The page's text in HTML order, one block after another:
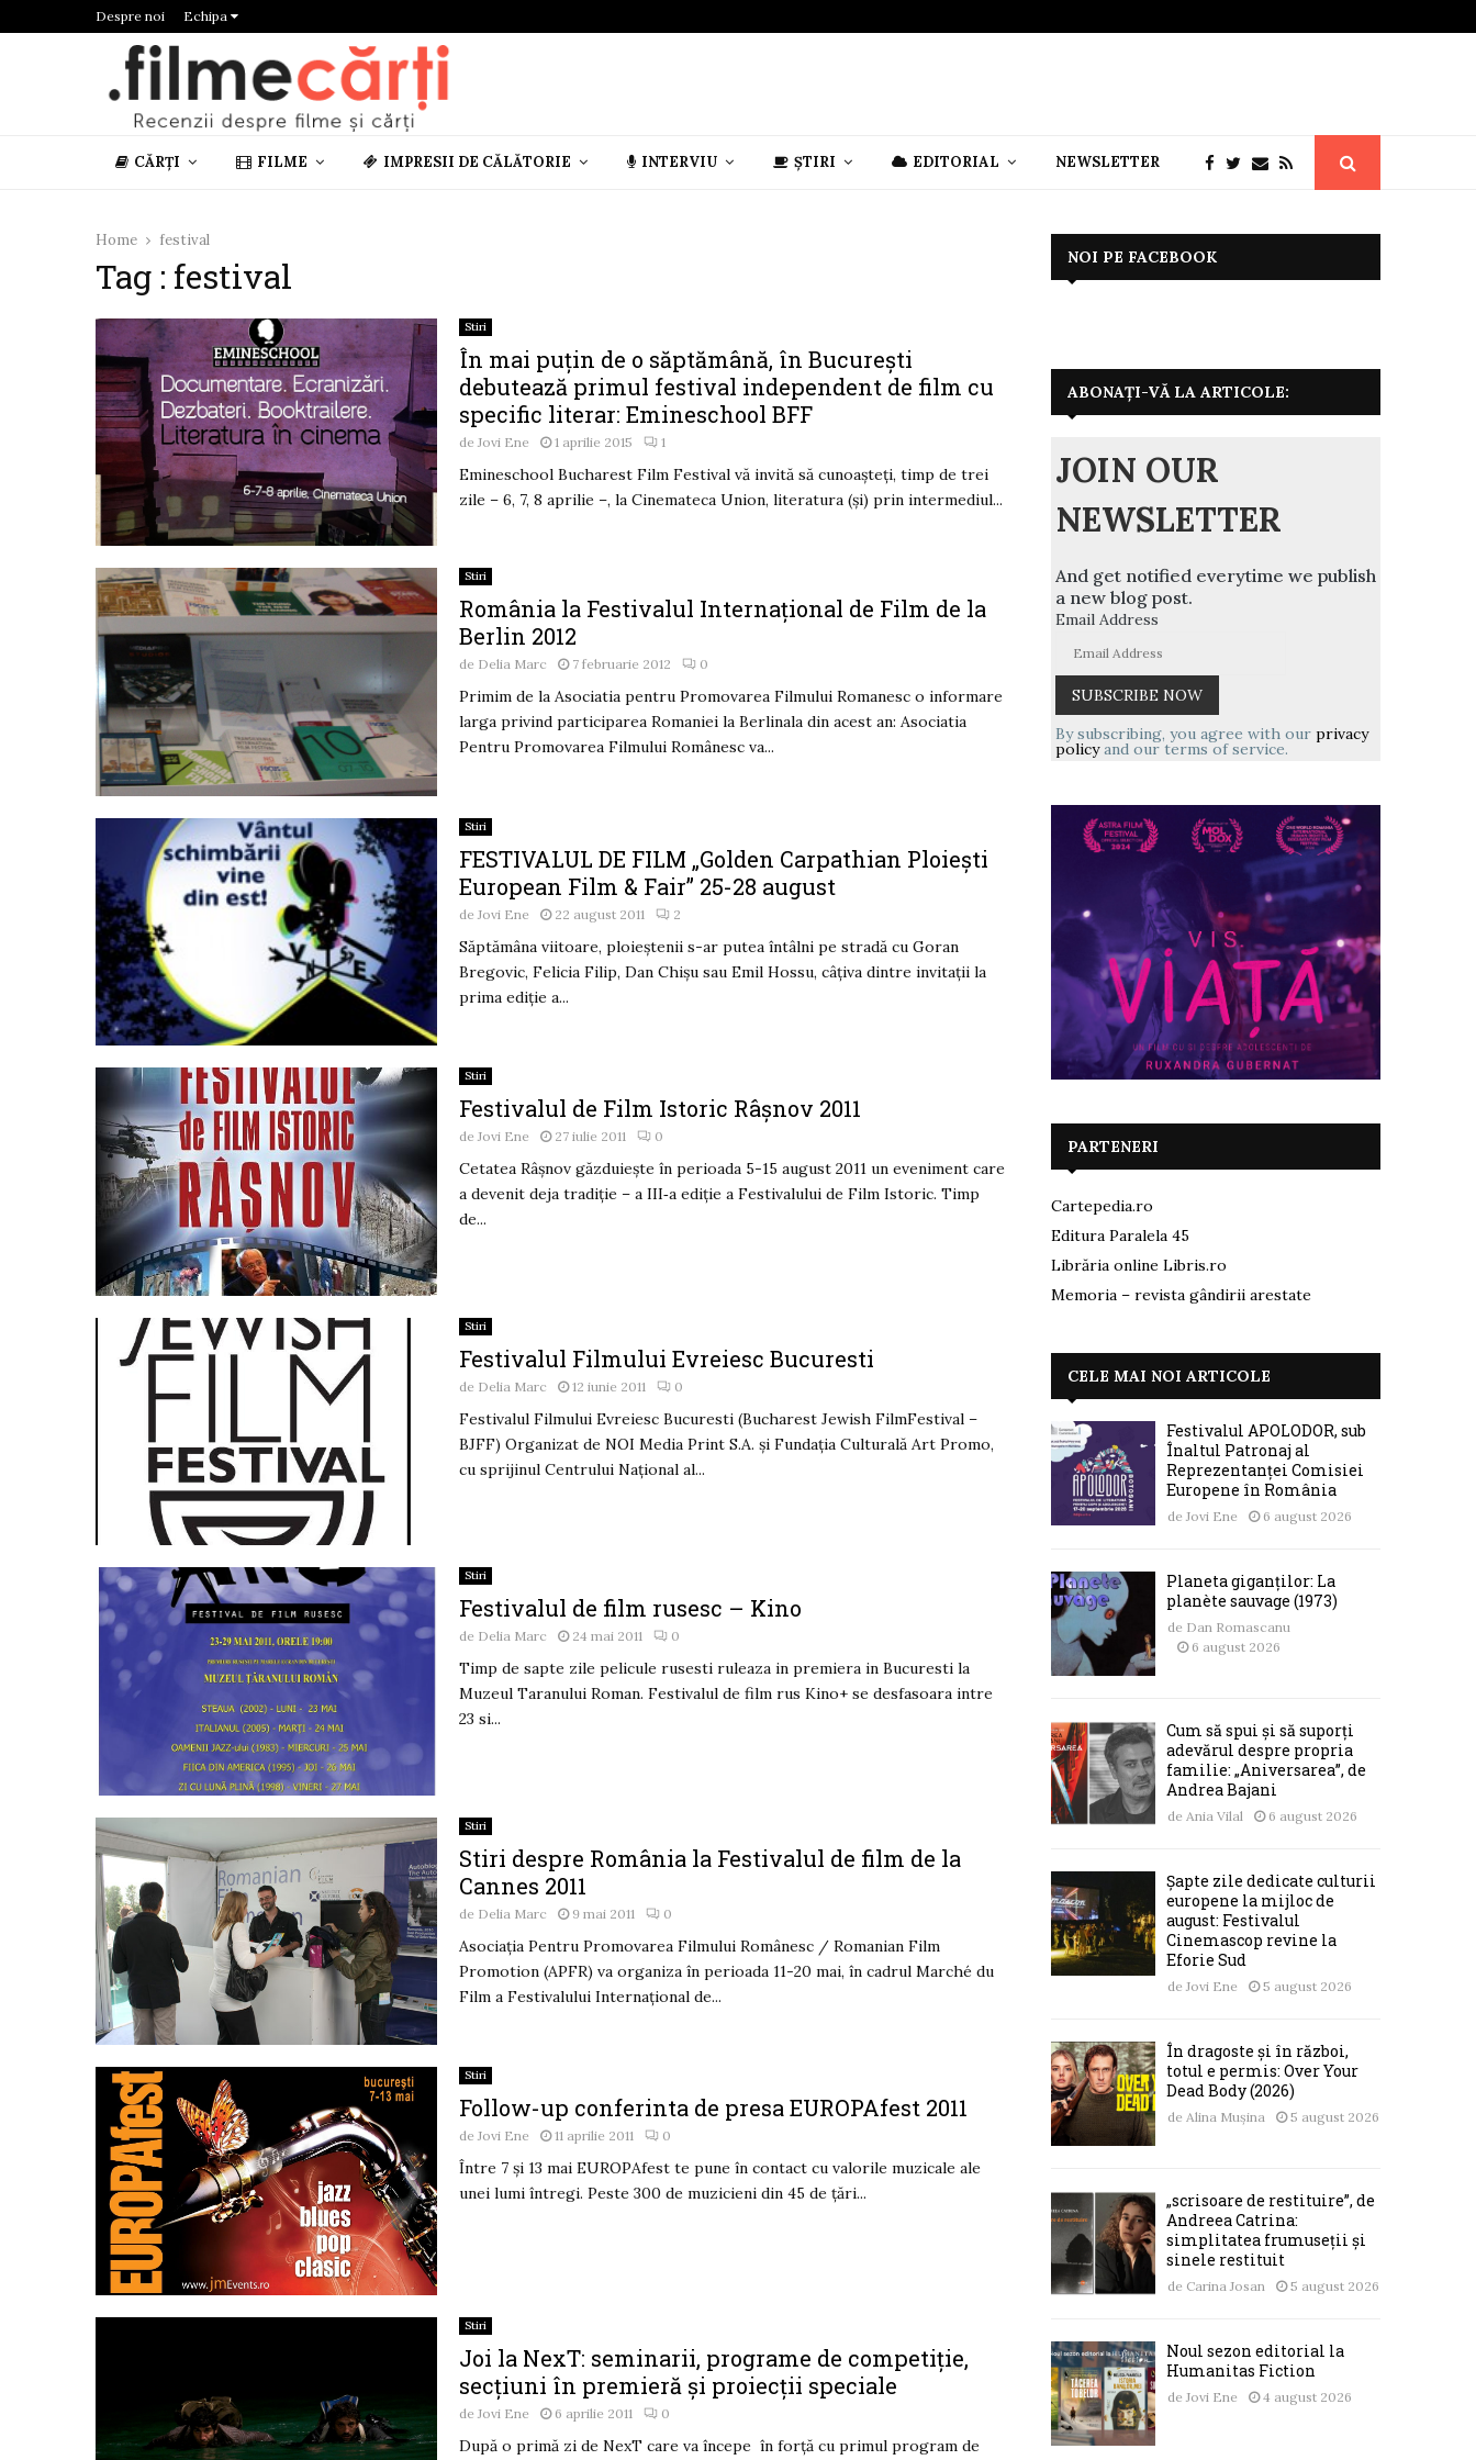
Despre noi Echipa
CĂRȚI FILME IMPRESII DE CĂLĂTORIE INTERVIU ȘTIRI EDITORIAL NEWSLETTER
Home festival
Tag : festival
Stiri
În mai puțin de o săptămână, în București
debutează primul festival independent de film cu
specific literar: Emineschool BFF
de Jovi Ene 1 aprilie 2015 1
Emineschool Bucharest Film Festival vă invită să cunoașteți, timp de trei
zile – 6, 7, 8 aprilie –, la Cinemateca Union, literatura (și) prin intermediul...
Stiri
România la Festivalul Internaţional de Film de la
Berlin 2012
de Delia Marc 7 februarie 2012 0
Primim de la Asociatia pentru Promovarea Filmului Romanesc o informare
larga privind participarea Romaniei la Berlinala din acest an: Asociatia
Pentru Promovarea Filmului Românesc va...
Stiri
FESTIVALUL DE FILM „Golden Carpathian Ploiești
European Film & Fair” 25-28 august
de Jovi Ene 22 august 2011 2
Săptămâna viitoare, ploieștenii s-ar putea întâlni pe stradă cu Goran
Bregovic, Felicia Filip, Dan Chișu sau Emil Hossu, câțiva dintre invitații la
prima ediție a...
Stiri
Festivalul de Film Istoric Râşnov 2011
deJovi Ene 27 iulie 2011 0
Cetatea Râşnov găzduieşte în perioada 5-15 august 2011 un eveniment care
a devenit deja tradiţie – a III‐a ediţie a Festivalului de Film Istoric. Timp
de...
Stiri
Festivalul Filmului Evreiesc Bucuresti
de Delia Marc 12 iunie 2011 0
Festivalul Filmului Evreiesc Bucuresti (Bucharest Jewish FilmFestival –
BJFF) Organizat de NOI Media Print S.A. și Fundația Culturală Art Promo,
cu sprijinul Centrului Național al...
Stiri
Festivalul de film rusesc – Kino
de Delia Marc 24 mai 2011 0
Timp de sapte zile pelicule rusesti ruleaza in premiera in Bucuresti la
Muzeul Taranului Roman. Festivalul de film rus Kino+ se desfasoara intre
23 si...
Stiri
Stiri despre România la Festivalul de film de la
Cannes 2011
de Delia Marc 9 mai 2011 0
Asociaţia Pentru Promovarea Filmului Românesc / Romanian Film
Promotion (APFR) va organiza în perioada 11-20 mai, în cadrul Marché du
Film a Festivalului Internaţional de...
Stiri
Follow-up conferinta de presa EUROPAfest 2011
deJovi Ene 11 aprilie 2011 0
Între 7 şi 13 mai EUROPAfest te pune în contact cu valorile muzicale ale
unei lumi întregi. Peste 300 de muzicieni din 45 de ţări...
Stiri
Joi la NexT: seminarii, programe de competiție,
secțiuni în premieră și proiecții speciale
de Jovi Ene 6 aprilie 2011 0
După o primă zi de NexT care va începe în forță cu primul program de
NOI PE FACEBOOK
ABONAȚI-VĂ LA ARTICOLE:
JOIN OUR
NEWSLETTER
And get notified everytime we publish
a new blog post.
Email Address
By subscribing, you agree with our privacy
policyand our terms of service.
PARTENERI
Cartepedia.ro
Editura Paralela 45
Librăria online Libris.ro
Memoria – revista gândirii arestate
CELE MAI NOI ARTICOLE
Festivalul APOLODOR, sub
Înaltul Patronaj al
Reprezentanței Comisiei
Europene în România
de Jovi Ene 6 august 2026
Planeta giganților: La
planète sauvage (1973)
de Dan Romascanu
6 august 2026
Cum să spui și să suporți
adevărul despre propria
familie: „Aniversarea”, de
Andrea Bajani
de Ania Vilal 6 august 2026
Șapte zile dedicate culturii
europene la mijloc de
august: Festivalul
Cinemascop revine la
Eforie Sud
de Jovi Ene 5 august 2026
În dragoste și în război,
totul e permis: Over Your
Dead Body (2026)
de Alina Mușina 5 august 2026
„scrisoare de restituire”, de
Andreea Catrina:
simplitatea frumuseții și
sinele restituit
de Carina Josan 5 august 2026
Noul sezon editorial la
Humanitas Fiction
de Jovi Ene 4 august 2026